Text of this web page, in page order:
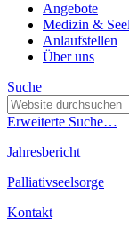
Angebote
Medizin &
Anlaufstellen
Über uns
Suche
Erweiterte Suche…
Jahresbericht
Palliativseelsorge
Kontakt